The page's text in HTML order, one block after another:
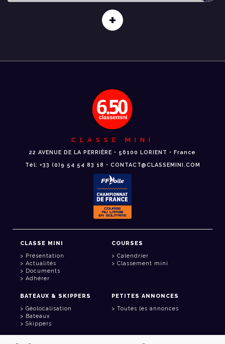
+
CLASSE MINI
22 AVENUE DE LA PERRIÈRE • 56100 LORIENT • France
Tél: +33 (0)9 54 54 83 18 • CONTACT@CLASSEMINI.COM
CLASSE MINI
Présentation
Actualités
Documents
Adhérer
COURSES
Calendrier
Classement mini
BATEAUX & SKIPPERS
Géolocalisation
Bateaux
Skippers
PETITES ANNONCES
Toutes les annonces